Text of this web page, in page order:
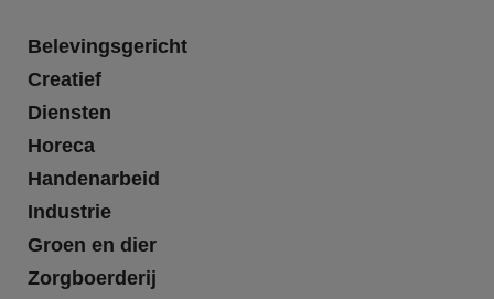
Belevingsgericht
Creatief
Diensten
Horeca
Handenarbeid
Industrie
Groen en dier
Zorgboerderij